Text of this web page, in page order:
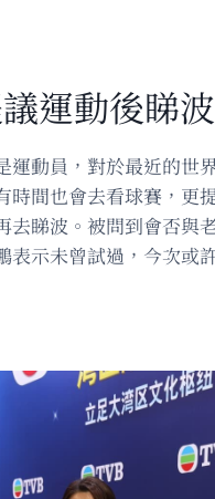
運動後睇波
運動員，對於最近的世
時間也會去看球賽，更
去睇波。被問到會否與
表示未曾試過，今次或